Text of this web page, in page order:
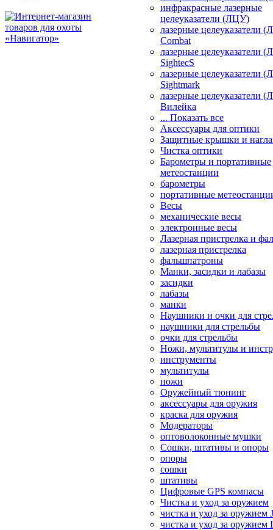
инфракрасные лазерные
целеуказатели (ЛЦУ)
лазерные целеуказатели
Combat
лазерные целеуказатели
SightecS
лазерные целеуказатели
Sightmark
лазерные целеуказатели
Вилейка
... Показать все
Аксессуары для оптики
Защитные крышки и
Чистка оптики
Барометры и портативные
метеостанции
барометры
портативные
Весы
механические весы
электронные весы
Лазерная пристрелка и
лазерная пристрелка
фальшпатроны
Манки, засидки и лабазы
засидки
лабазы
манки
Наушники и очки для
наушники для стрельбы
очки для стрельбы
Ножи, мультитулы и
инструменты
мультитулы
ножи
Оружейный тюнинг
аксессуары для оружия
краска для оружия
Модераторы
оптоволоконные мушки
Сошки, штативы и опоры
опоры
сошки
штативы
Цифровые GPS компасы
Чистка и уход за оружием
чистка и уход за оружием
чистка и уход за оружием